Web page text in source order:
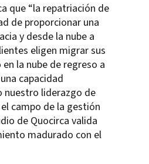
que “la repatriación de
de proporcionar una
y desde la nube a
eligen migrar sus
en la nube de regreso a
capacidad
nuestro liderazgo de
campo de la gestión
de Quocirca valida
madurado con el